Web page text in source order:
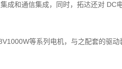
成和通信集成，同时，拓达还对 DC
等系列电机，与之配套的驱动